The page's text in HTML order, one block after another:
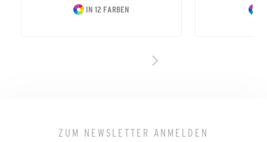
IN 12 FARBEN
ZUM NEWSLETTER ANMELDEN